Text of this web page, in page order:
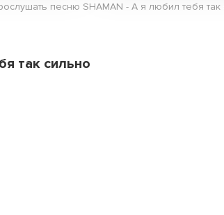
песню SHAMAN - А я любил тебя
так сильно